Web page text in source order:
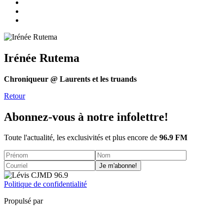
Irénée Rutema
Chroniqueur @ Laurents et les truands
Retour
Abonnez-vous à notre infolettre!
Toute l'actualité, les exclusivités et plus encore de 96.9 FM
Je m'abonne!
Politique de confidentialité
Propulsé par